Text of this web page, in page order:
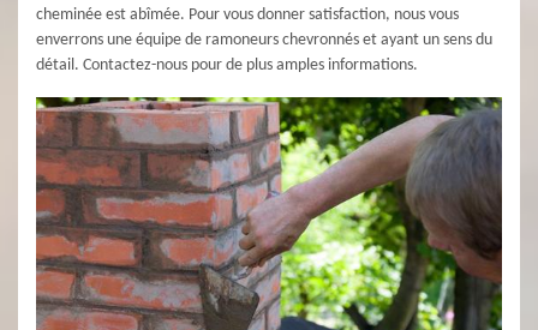
cheminée est abîmée. Pour vous donner satisfaction, nous vous
enverrons une équipe de ramoneurs chevronnés et ayant un sens du
détail. Contactez-nous pour de plus amples informations.